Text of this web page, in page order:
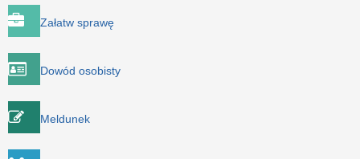
Załatw sprawę
Dowód osobisty
Meldunek